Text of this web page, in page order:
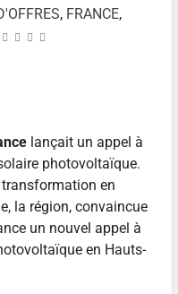
, FRANCE,
lançait un appel à
photovoltaïque.
transformation en
la région, convaincue
un nouvel appel à
en Hauts-